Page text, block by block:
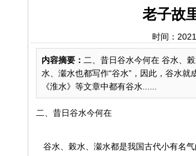
老子故
时间：
内容摘要： 二、昔日谷水今何在 谷水、
水、瀔水也都写作“谷水”，因此，谷水
《淮水》等文章中都有谷水......
二、昔日谷水今何在
谷水、榖水、瀔水都是我国古代小有名气